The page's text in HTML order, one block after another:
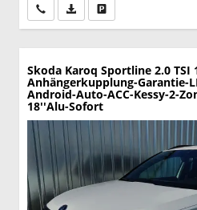
Wir rufen Sie an
PDF-Datei,
Skoda Karoq Sportline 2.0 TSI
Anhängerkupplung-Garantie-
Android-Auto-ACC-Kessy-2-
18''Alu-Sofort